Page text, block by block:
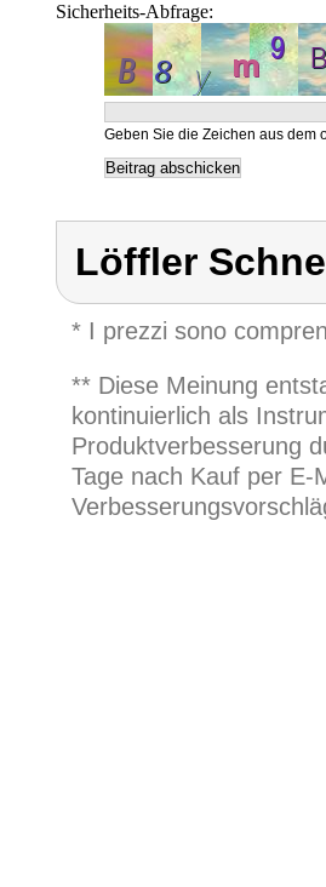
Sicherheits-Abfrage:
Geben Sie die Zeichen aus dem
Löffler
* I prezzi sono
** Diese Meinung
kontinuierlich als
Produktverbesserung
Tage nach Kauf per E-